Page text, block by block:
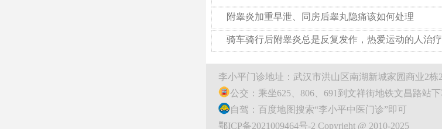
附睾炎加重早泄、同房后睾丸隐痛该如何处理
骑车骑行后附睾炎总是反复发作，热爱运动的人治
李小平门诊地址：武汉市洪山区南湖新城家园商业2栋
公交：乘坐625、806、691到文祥街地铁文昌路站
自驾：百度地图搜索“李小平中医门诊”即可
鄂ICP备2021009464号-2 Copyright @ 2010-2025